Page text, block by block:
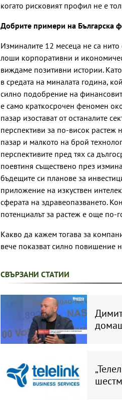
когато рисковият профил не е
Добрите примери на Българска
Изминалите 12 месеца не са
лоши корпоративни и
виждаме позитивни истории.
в средата на миналата година,
силно подобрение на
е само краткосрочен феномен
пазар изостават от останалите
перспективи за по-висок растеж
пазар и малкото на брой
перспективите пред тях са
поевтиня съществено през
бъдещите си планове за
приложение на изкуствен
сферата на здравеопазването.
потенциалът за растеж е още по-
Какво да кажем тогава за
вече показват силно повишение
СВЪРЗАНИ СТАТИИ